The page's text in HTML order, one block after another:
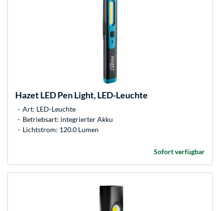
HazetLED Pen Light, LED-Leuchte
Art: LED-Leuchte
Betriebsart: integrierter Akku
Lichtstrom: 120.0 Lumen
Sofort verfügbar